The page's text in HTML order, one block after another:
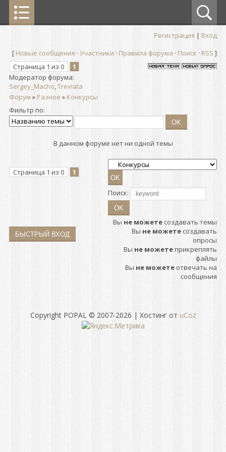
Регистрация | Вход
[ Новые сообщения · Участники · Правила форума · Поиск · RSS ]
Страница 1 из 0
1
Модератор форума:
Sergey_Macho,Treviata
Форум » Разное » Конкурсы
Фильтр по:
В данном форуме нет ни одной темы
Страница 1 из 0 1
Поиск:
Вы не можете создавать темы
Вы не можете создавать
опросы
Вы не можетеприкреплять
файлы
Вы не можете отвечать на
сообщения
Copyright POPAL © 2007-2026 | Хостинг от uCoz